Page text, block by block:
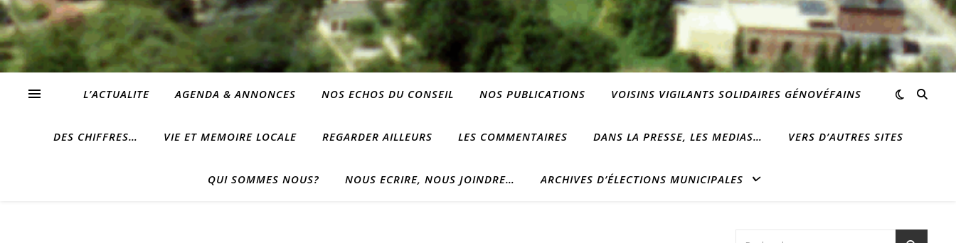
L’ACTUALITE AGENDA & ANNONCES NOS ECHOS DU CONSEIL NOS PUBLICATIONS VOISINS VIGILANTS SOLIDAIRES GÉNOVÉFAINS
DES CHIFFRES… VIE ET MEMOIRE LOCALE REGARDER AILLEURS LES COMMENTAIRES DANS LA PRESSE, LES MEDIAS… VERS D’AUTRES SITES
QUI SOMMES NOUS? NOUS ECRIRE, NOUS JOINDRE… ARCHIVES D’ÉLECTIONS MUNICIPALES